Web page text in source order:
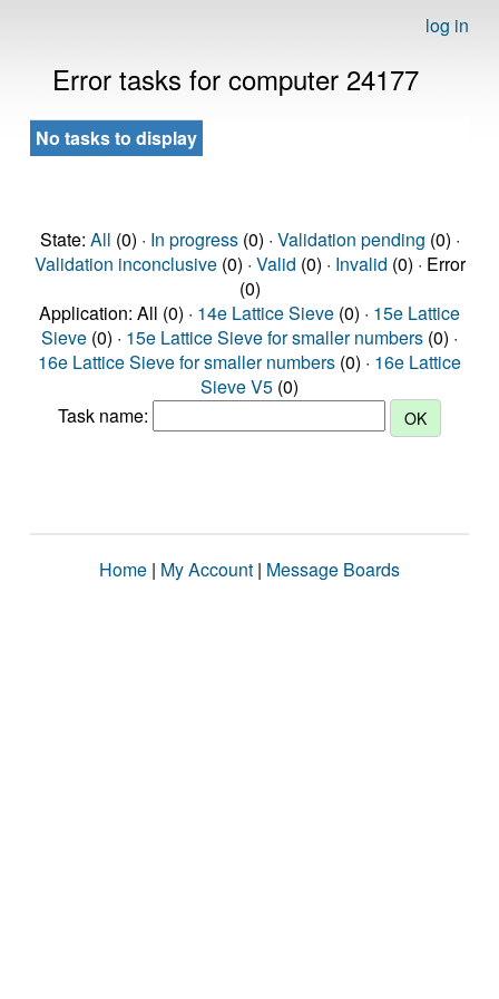
log in
Error tasks for computer 24177
No tasks to display
State: All (0) · In progress(0) · Validation pending (0) ·
Validation inconclusive(0) · Valid (0) · Invalid (0) · Error
(0)
Application: All (0) · 14e Lattice Sieve (0) · 15e Lattice
Sieve (0) · 15e Lattice Sieve for smaller numbers (0) ·
16e Lattice Sieve for smaller numbers (0) · 16e Lattice
Sieve V5 (0)
Task name:
Home | My Account | Message Boards